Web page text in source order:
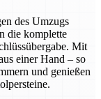
des Umzugs
die komplette
Mit
einer Hand – so
und genießen